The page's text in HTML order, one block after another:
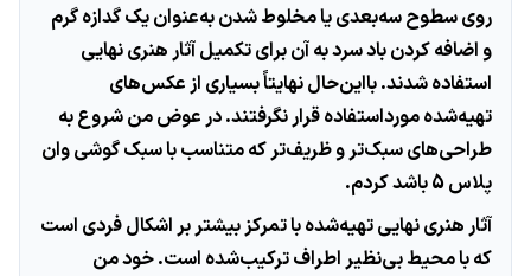
روی سطوح سه‌بعدی یا مخلوط شدن به‌عنوان یک گدازه گرم
و اضافه کردن باد سرد به آن برای تکمیل آثار هنری نهایی
استفاده شدند. بااین‌حال نهایتاً بسیاری از عکس‌های
تهیه‌شده مورداستفاده قرار نگرفتند. در عوض من شروع به
طراحی‌های سبک‌تر و ظریف‌تر که متناسب با سبک گوشی وان
پلاس 5 باشد کردم.
آثار هنری نهایی تهیه‌شده با تمرکز بیشتر بر اشکال فردی است
که با محیط بی‌نظیر اطراف ترکیب‌شده است. خود من